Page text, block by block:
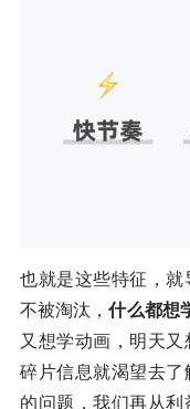
也就是这些特征，就
不被淘汰，什么都想
又想学动画，明天
碎片信息就渴望去
的问题，我们再从